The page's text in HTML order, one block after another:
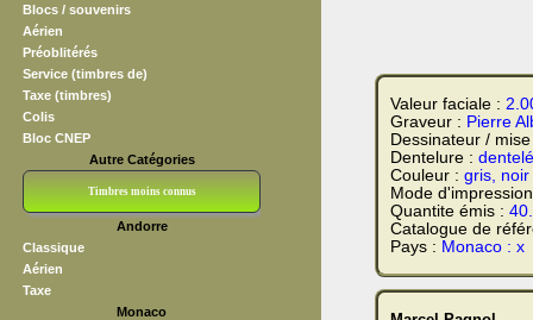
Blocs / souvenirs
Aérien
Préoblitérés
Service (timbres de)
Taxe (timbres)
Colis
Bloc CNEP
Autre Catégories
Timbres moins connus
Andorre
Classique
Aérien
Taxe
Monaco
Valeur faciale :
Graveur : Pierre
Dessinateur /
Dentelure : dentelé
Couleur : gris,
Mode
Quantite émis :
Catalogue de
Pays : Monaco : x